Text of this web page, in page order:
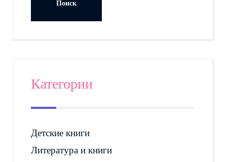
Категории
Детские книги
Литература и книги